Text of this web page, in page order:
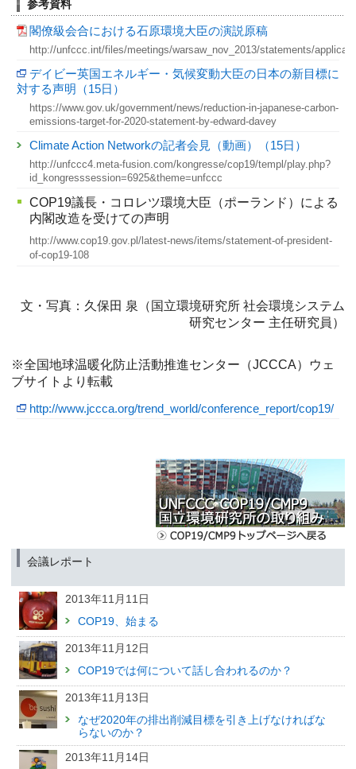
参考資料
閣僚級会合における石原環境大臣の演説原稿
http://unfccc.int/files/meetings/warsaw_nov_2013/statements/
デイビー英国エネルギー・気候変動大臣の日本の新目標に
対する声明（15日）
https://www.gov.uk/government/news/reduction-in-japanese-carbon-
emissions-target-for-2020-statement-by-edward-davey
Climate Action Networkの記者会見（動画）（15日）
http://unfccc4.meta-fusion.com/kongresse/cop19/templ/play.php?
id_kongresssession=6925&theme=unfccc
COP19議長・コロレツ環境大臣（ポーランド）による
内閣改造を受けての声明
http://www.cop19.gov.pl/latest-news/items/statement-of-president-
of-cop19-108
文・写真：久保田 泉（国立環境研究所 社会環境システム
研究センター 主任研究員）
※全国地球温暖化防止活動推進センター（JCCCA）ウェ
ブサイトより転載
http://www.jccca.org/trend_world/conference_report/cop19/
会議レポート
2013年11月11日
COP19、始まる
2013年11月12日
COP19では何について話し合われるのか？
2013年11月13日
なぜ2020年の排出削減目標を引き上げなければな
らないのか？
2013年11月14日